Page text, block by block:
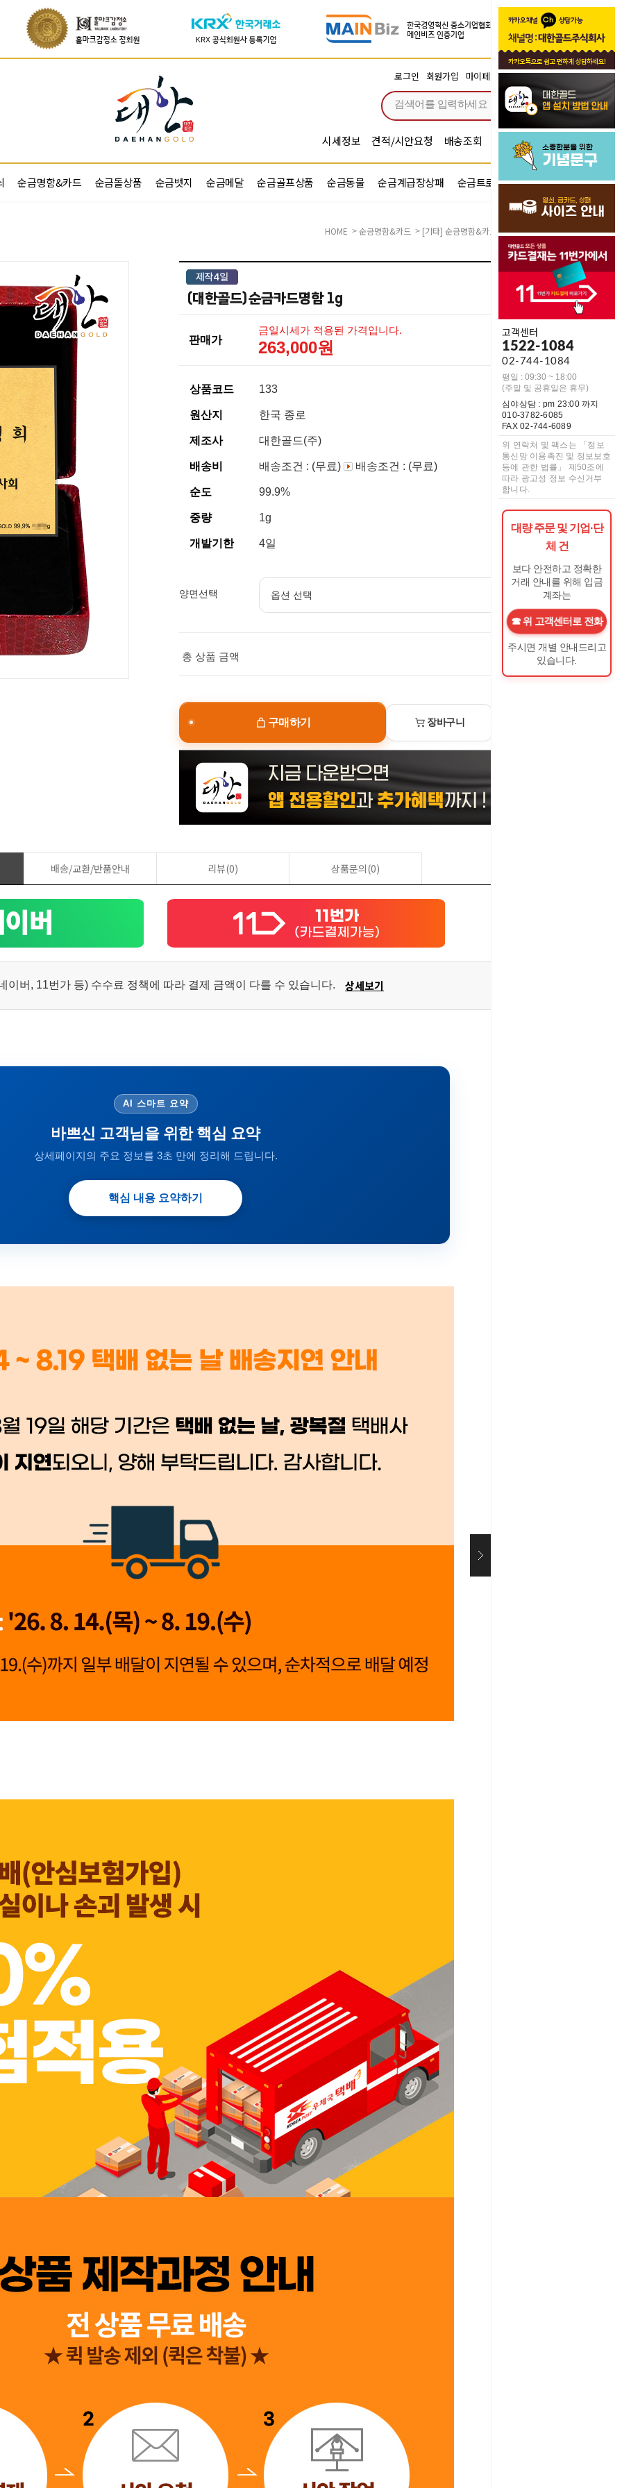
로그인 회원가입 마이페이지 주문조회 장바구니 0
시세정보 견적/시안요청 배송조회 시안확인 기념문구예문
순금명함&카드 순금돌상품 순금뱃지 순금메달 순금골프상품 순금동물 순금계급장상패 순금트로피 순금기업반지
고객센터
1522-1084
02-744-1084
평일 : 09:30 ~ 18:00
(주말 및 공휴일은 휴무)
심야상담 : pm 23:00 까지
010-3782-6085
FAX 02-744-6089
위 연락처 및 팩스는 「정보
통신망 이용촉진 및 정보보호
등에 관한 법률」 제50조에
따라 광고성 정보 수신거부
합니다.
대량 주문 및 기업·단
체 건
보다 안전하고 정확한
거래 안내를 위해 입금
계좌는
위 고객센터로 전화
주시면 개별 안내드리고
있습니다.
HOME > 순금명함&카드 > [기타] 순금명함&카드 (대한골드)순금카드명함 1g
(대한골드)순금카드명함 1g
판매가
금일시세가 적용된 가격입니다.
263,000원
상품코드 133
원산지 한국 종로
제조사 대한골드(주)
배송비 배송조건 : (무료) 배송조건 : (무료)
순도 99.9%
중량 1g
개발기한 4일
양면선택
총 상품 금액 0 원
구매하기 장바구니
배송/교환/반품안내 리뷰(0) 상품문의(0)
이버, 11번가 등) 수수료 정책에 따라 결제 금액이 다를 수 있습니다. 상세보기
AI 스마트 요약
바쁘신 고객님을 위한 핵심 요약
상세페이지의 주요 정보를 3초 만에 정리해 드립니다.
핵심 내용 요약하기
👍 네, 도움 됐어요 👎 아뇨, 아쉬워요